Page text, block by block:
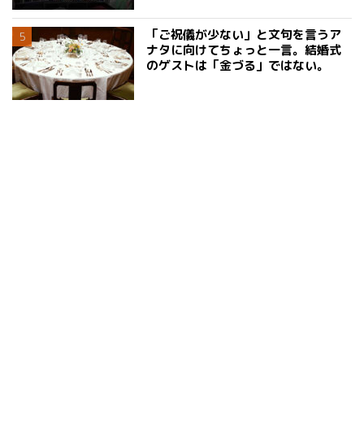
「ご祝儀が少ない」と文句を言うア
ナタに向けてちょっと一言。結婚式
のゲストは「金づる」ではない。